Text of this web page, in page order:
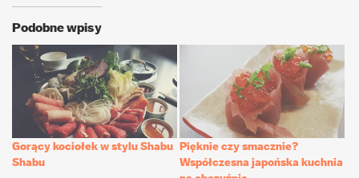
Podobne wpisy
Gorący kociołek w stylu Shabu
Shabu
Pięknie czy smacznie?
Współczesna japońska kuchnia